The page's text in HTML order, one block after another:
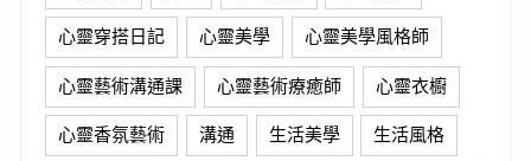
心靈穿搭日記 心靈美學 心靈美學風格師
心靈藝術溝通課 心靈藝術療癒師 心靈衣櫥
心靈香氛藝術 溝通 生活美學 生活風格